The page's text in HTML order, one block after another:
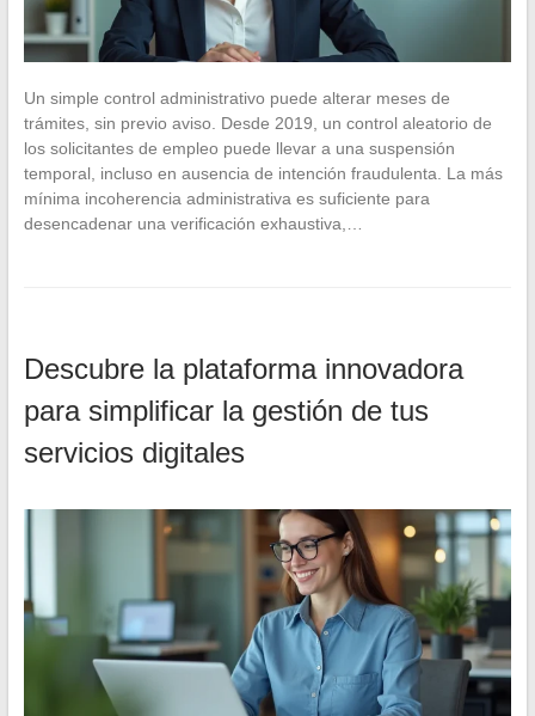
Un simple control administrativo puede alterar meses de
trámites, sin previo aviso. Desde 2019, un control aleatorio de
los solicitantes de empleo puede llevar a una suspensión
temporal, incluso en ausencia de intención fraudulenta. La más
mínima incoherencia administrativa es suficiente para
desencadenar una verificación exhaustiva,…
Descubre la plataforma innovadora
para simplificar la gestión de tus
servicios digitales